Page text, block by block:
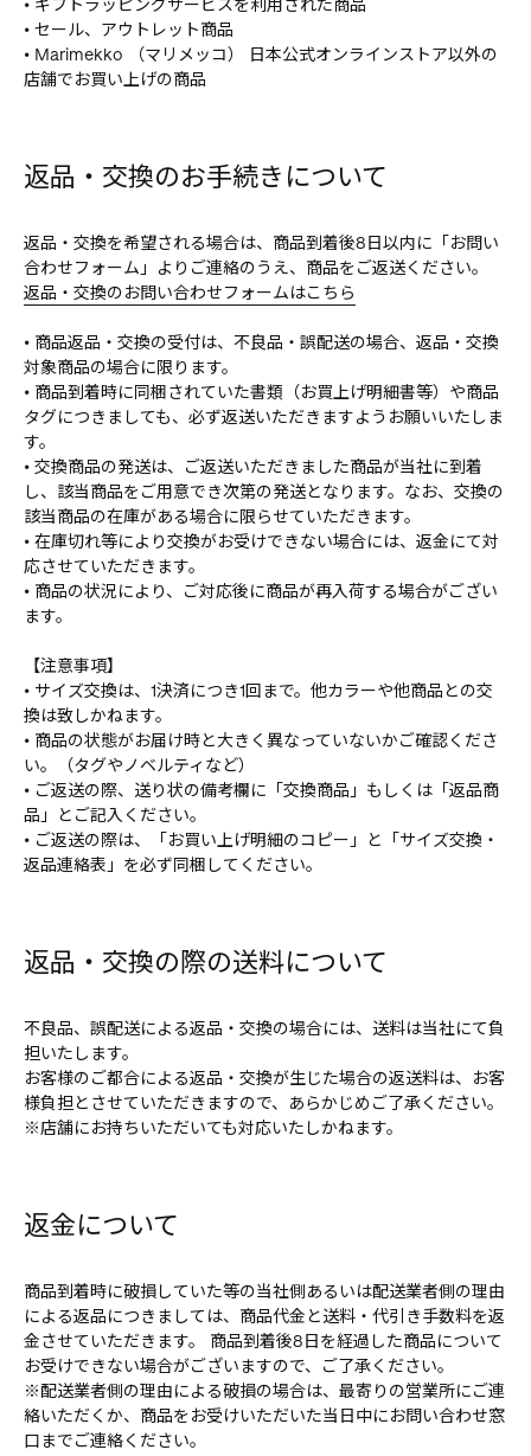
• ギフトラッピングサービスを利用された商品
• セール、アウトレット商品
• Marimekko （マリメッコ） 日本公式オンラインストア以外の
店舗でお買い上げの商品
返品・交換のお手続きについて
返品・交換を希望される場合は、商品到着後8日以内に「お問い
合わせフォーム」よりご連絡のうえ、商品をご返送ください。
返品・交換のお問い合わせフォームはこちら
• 商品返品・交換の受付は、不良品・誤配送の場合、返品・交換
対象商品の場合に限ります。
• 商品到着時に同梱されていた書類（お買上げ明細書等）や商品
タグにつきましても、必ず返送いただきますようお願いいたしま
す。
• 交換商品の発送は、ご返送いただきました商品が当社に到着
し、該当商品をご用意でき次第の発送となります。なお、交換の
該当商品の在庫がある場合に限らせていただきます。
• 在庫切れ等により交換がお受けできない場合には、返金にて対
応させていただきます。
• 商品の状況により、ご対応後に商品が再入荷する場合がござい
ます。
【注意事項】
• サイズ交換は、1決済につき1回まで。他カラーや他商品との交
換は致しかねます。
• 商品の状態がお届け時と大きく異なっていないかご確認くださ
い。（タグやノベルティなど）
• ご返送の際、送り状の備考欄に「交換商品」もしくは「返品商
品」とご記入ください。
• ご返送の際は、「お買い上げ明細のコピー」と「サイズ交換・
返品連絡表」を必ず同梱してください。
返品・交換の際の送料について
不良品、誤配送による返品・交換の場合には、送料は当社にて負
担いたします。
お客様のご都合による返品・交換が生じた場合の返送料は、お客
様負担とさせていただきますので、あらかじめご了承ください。
※店舗にお持ちいただいても対応いたしかねます。
返金について
商品到着時に破損していた等の当社側あるいは配送業者側の理由
による返品につきましては、商品代金と送料・代引き手数料を返
金させていただきます。 商品到着後8日を経過した商品について
お受けできない場合がございますので、ご了承ください。
※配送業者側の理由による破損の場合は、最寄りの営業所にご連
絡いただくか、商品をお受けいただいた当日中にお問い合わせ窓
口までご連絡ください。